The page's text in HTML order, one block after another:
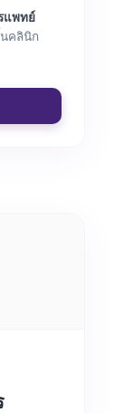
แพทย์
คลินิก